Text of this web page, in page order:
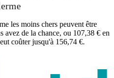
les moins chers peuvent être
avez de la chance, ou 107,38 € en
coûter jusqu'à 156,74 €.